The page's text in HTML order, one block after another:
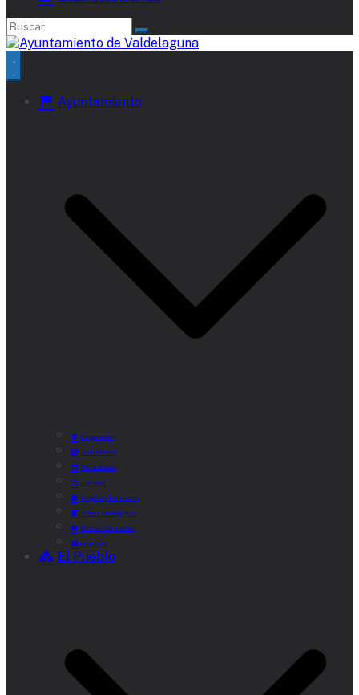
Ayuntamiento
Corporación
Documentos
Recaudación
Horarios
Empleo y Formación
Plenos Municipales
Boletín «De Valde»
Contacta
El Pueblo